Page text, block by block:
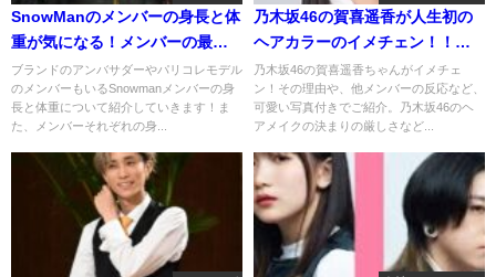
SnowManのメンバーの身長と体
重が気になる！メンバーの最大
身長差は何センチ？
ブランドのアンバサダーやパリコレモデル
のメンバーもいるSnowmanメンバーの身
長と体重について紹介していきます！ま
た、メンバーそれぞれの身...
乃木坂46の賀喜遥香が人生初の
ヘアカラーのイメチェン！！！
その理由とは？
乃木坂46の賀喜遥香ちゃんがイメチェ
ン！その理由や、他メンバーの反応など、
可愛い写真付きでご紹介。乃木坂46のヘ
アメイクの決まりの厳しさなど...